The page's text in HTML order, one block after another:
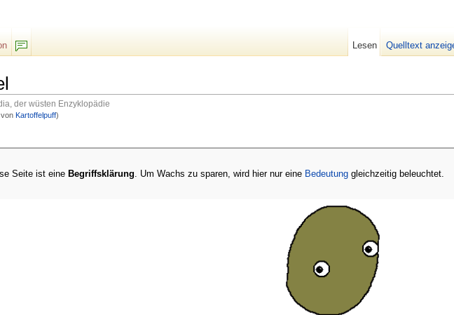
der wüsten Enzyklopädie
Kartoffelpuff)
Seite ist eine Begriffsklärung . Um Wachs zu sparen, wird hier nur eine Bedeutung gleichzeitig beleuchtet.
Lesen Quelltext